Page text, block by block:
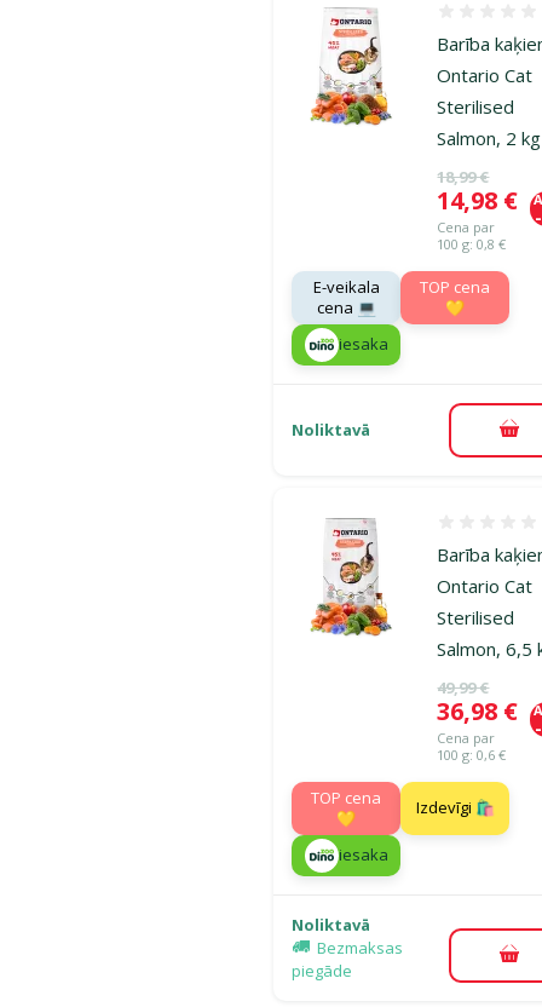
Barība
Ontario Cat
Sterilised
Salmon, 2 kg
Oriģinālā
18,99 €
Cena
14,98 €
Cena par
100 g: 0,8 €
E-veikala
cena 💻
TOP cena
💛
iesaka
Noliktavā
Barība
Ontario Cat
Sterilised
Salmon, 6,5
Oriģinālā
49,99 €
Cena
36,98 €
Cena par
100 g: 0,6 €
TOP cena
💛
Izdevīgi 🛍️
iesaka
Noliktavā
Bezmaksas
piegāde